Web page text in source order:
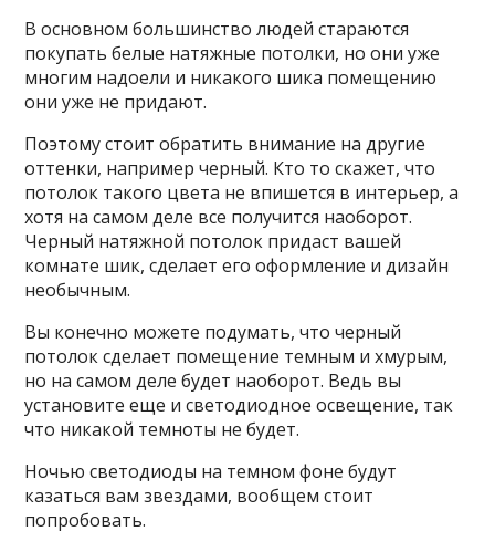
В основном большинство людей стараются
покупать белые натяжные потолки, но они уже
многим надоели и никакого шика помещению
они уже не придают.
Поэтому стоит обратить внимание на другие
оттенки, например черный. Кто то скажет, что
потолок такого цвета не впишется в интерьер, а
хотя на самом деле все получится наоборот.
Черный натяжной потолок придаст вашей
комнате шик, сделает его оформление и дизайн
необычным.
Вы конечно можете подумать, что черный
потолок сделает помещение темным и хмурым,
но на самом деле будет наоборот. Ведь вы
установите еще и светодиодное освещение, так
что никакой темноты не будет.
Ночью светодиоды на темном фоне будут
казаться вам звездами, вообщем стоит
попробовать.